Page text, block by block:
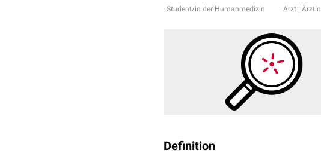
Student/in der Humanmedizin Arzt | Ärztin
Definition